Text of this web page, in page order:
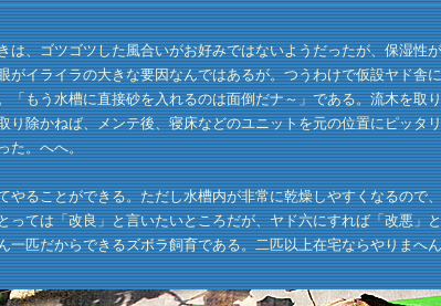
、ゴツゴツした風合いがお好みではないようだったが、保湿性
イライラの大きな要因なんではあるが。つうわけで仮設ヤド
もう水槽に直接砂を入れるのは面倒だナ～」である。流木を取
除かねば、メンテ後、寝床などのユニットを元の位置にピッタ
た。へへ。
ることができる。ただし水槽内が非常に乾燥しやすくなるので
ては「改良」と言いたいところだが、ヤド六にすれば「改悪」
匹だからできるズボラ飼育である。二匹以上在宅ならやりまへ